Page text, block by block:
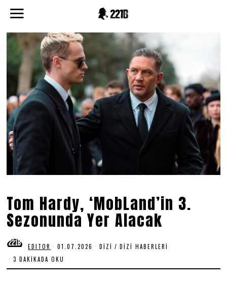
Tom Hardy, ‘MobLand’in 3.
Sezonunda Yer Alacak
EDITOR 01.07.2026 0
0
DIZI / DIZI HABERLERI
3 DAKIKADA OKU